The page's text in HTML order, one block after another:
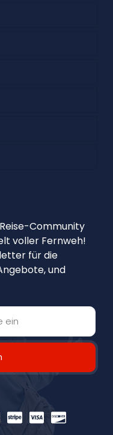
Community
voller Fernweh!
für die
und